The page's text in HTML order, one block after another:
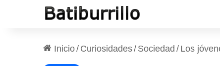
Inicio/ Curiosidades/ Sociedad / Los